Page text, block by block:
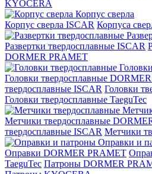
KYOCERA
Корпус сверла
Корпус сверла ISCAR Корпуса
Развертки твердосплавные ISCAR
DORMER PRAMET
Головки твердосплавные
твердосплавные ISCAR Головки
Головки твердосплавные TaeguTec
Метчики твердосплавные
твердосплавные ISCAR Метчики
Оправки и
Оправки DORMER PRAMET
TaeguTec Патроны DORMER